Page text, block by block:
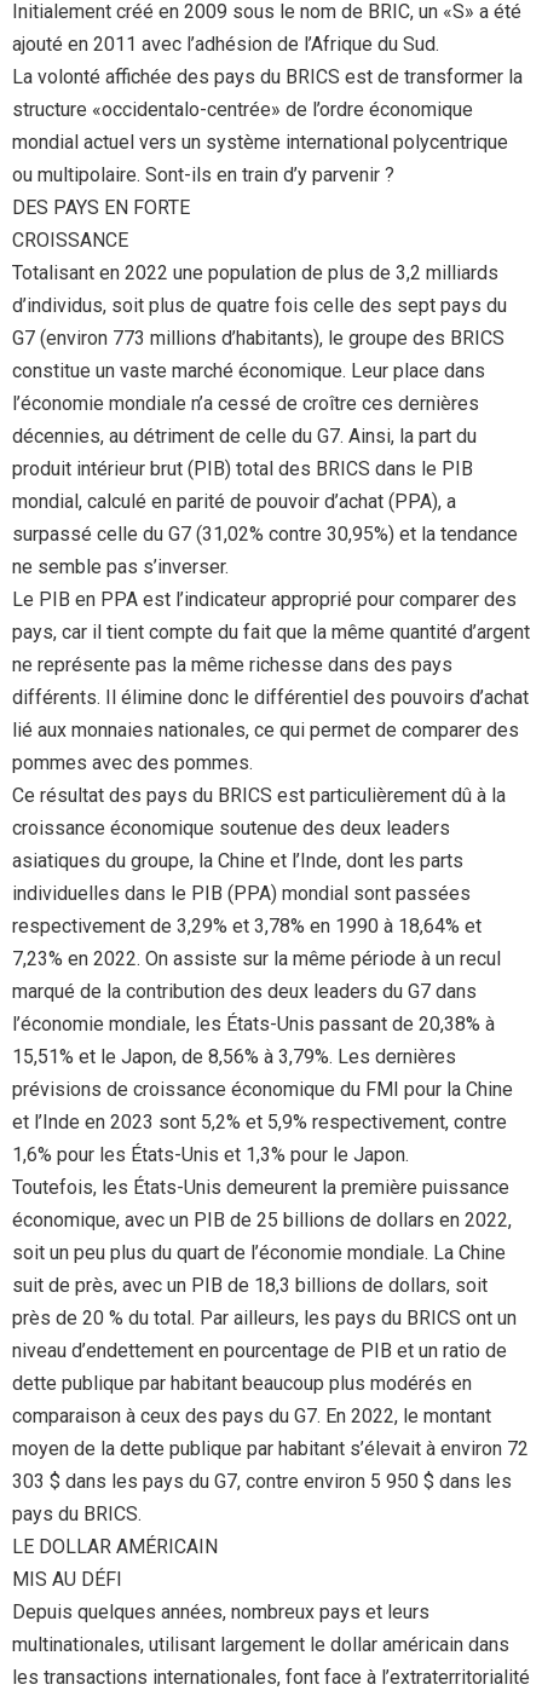
Initialement créé en 2009 sous le nom de BRIC, un «S» a été
ajouté en 2011 avec l’adhésion de l’Afrique du Sud.
La volonté affichée des pays du BRICS est de transformer la
structure «occidentalo-centrée» de l’ordre économique
mondial actuel vers un système international polycentrique
ou multipolaire. Sont-ils en train d’y parvenir ?
DES PAYS EN FORTE
CROISSANCE
Totalisant en 2022 une population de plus de 3,2 milliards
d’individus, soit plus de quatre fois celle des sept pays du
G7 (environ 773 millions d’habitants), le groupe des BRICS
constitue un vaste marché économique. Leur place dans
l’économie mondiale n’a cessé de croître ces dernières
décennies, au détriment de celle du G7. Ainsi, la part du
produit intérieur brut (PIB) total des BRICS dans le PIB
mondial, calculé en parité de pouvoir d’achat (PPA), a
surpassé celle du G7 (31,02% contre 30,95%) et la tendance
ne semble pas s’inverser.
Le PIB en PPA est l’indicateur approprié pour comparer des
pays, car il tient compte du fait que la même quantité d’argent
ne représente pas la même richesse dans des pays
différents. Il élimine donc le différentiel des pouvoirs d’achat
lié aux monnaies nationales, ce qui permet de comparer des
pommes avec des pommes.
Ce résultat des pays du BRICS est particulièrement dû à la
croissance économique soutenue des deux leaders
asiatiques du groupe, la Chine et l’Inde, dont les parts
individuelles dans le PIB (PPA) mondial sont passées
respectivement de 3,29% et 3,78% en 1990 à 18,64% et
7,23% en 2022. On assiste sur la même période à un recul
marqué de la contribution des deux leaders du G7 dans
l’économie mondiale, les États-Unis passant de 20,38% à
15,51% et le Japon, de 8,56% à 3,79%. Les dernières
prévisions de croissance économique du FMI pour la Chine
et l’Inde en 2023 sont 5,2% et 5,9% respectivement, contre
1,6% pour les États-Unis et 1,3% pour le Japon.
Toutefois, les États-Unis demeurent la première puissance
économique, avec un PIB de 25 billions de dollars en 2022,
soit un peu plus du quart de l’économie mondiale. La Chine
suit de près, avec un PIB de 18,3 billions de dollars, soit
près de 20 % du total. Par ailleurs, les pays du BRICS ont un
niveau d’endettement en pourcentage de PIB et un ratio de
dette publique par habitant beaucoup plus modérés en
comparaison à ceux des pays du G7. En 2022, le montant
moyen de la dette publique par habitant s’élevait à environ 72
303 $ dans les pays du G7, contre environ 5 950 $ dans les
pays du BRICS.
LE DOLLAR AMÉRICAIN
MIS AU DÉFI
Depuis quelques années, nombreux pays et leurs
multinationales, utilisant largement le dollar américain dans
les transactions internationales, font face à l’extraterritorialité